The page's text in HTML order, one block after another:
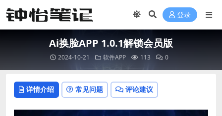
登录
Ai换脸APP 1.0.1解锁会员版
2024-10-21 软件APP 113 0
详情介绍 常见问题 评论建议